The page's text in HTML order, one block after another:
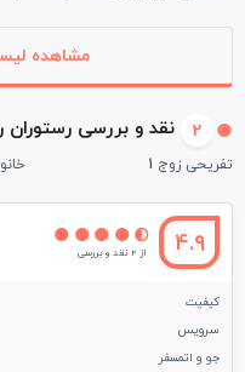
مشاهده
2 نقد و بررسی رستوران
تفریحی زوج 1
4.9 از 2 نقد و بررسی
کیفیت
سرویس
جو و اتمسفر